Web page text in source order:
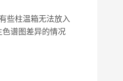
些柱温箱无法放入
谱图差异的情况